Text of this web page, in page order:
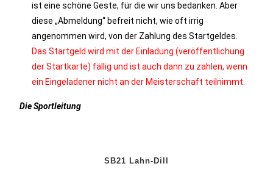
ist eine schöne Geste, für die wir uns bedanken. Aber
diese „Abmeldung“ befreit nicht, wie oft irrig
angenommen wird, von der Zahlung des Startgeldes.
Das Startgeld wird mit der Einladung (veröffentlichung
der Startkarte) fällig und ist auch dann zu zahlen, wenn
ein Eingeladener nicht an der Meisterschaft teilnimmt.
Die Sportleitung
SB21 Lahn-Dill